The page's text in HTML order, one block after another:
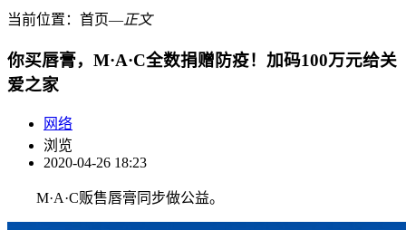
当前位置： 首页―正文
你买唇膏，M·A·C全数捐赠防疫！加码100万元给关
爱之家
网络
浏览
2020-04-26 18:23
M·A·C贩售唇膏同步做公益。